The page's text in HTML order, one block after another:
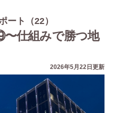
ート（22）
仕組みで勝つ地
2026年5月22日更新